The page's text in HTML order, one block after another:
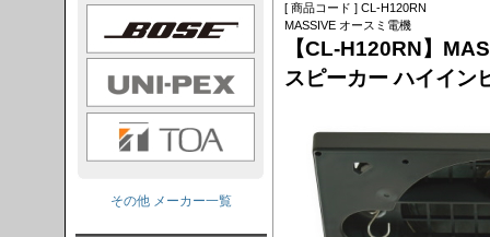
[ 商品コード ] CL-H120RN
MASSIVE オースミ電機
【CL-H120RN】
スピーカー ハイイン
その他 メーカー一覧